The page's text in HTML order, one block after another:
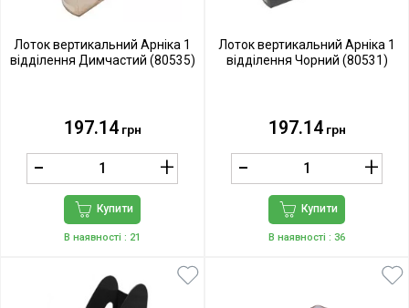
Лоток вертикальний Арніка 1
відділення Димчаcтий (80535)
197.14грн
Купити
В наявності : 21
Лоток вертикальний Арніка 1
відділення Чорний (80531)
197.14грн
Купити
В наявності : 36